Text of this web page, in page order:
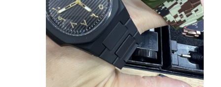
ساعت با کمربند سیلیکونی
ساعت کوارتز خانم
ساعت کوارتز مردانه
ساعت نور کوارتز